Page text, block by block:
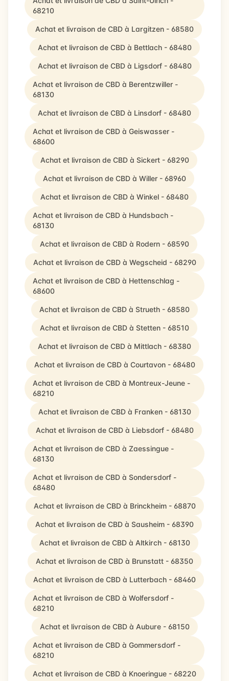
68210
Achat et livraison de CBD à Largitzen - 68580
Achat et livraison de CBD à Bettlach - 68480
Achat et livraison de CBD à Ligsdorf - 68480
Achat et livraison de CBD à Berentzwiller -
68130
Achat et livraison de CBD à Linsdorf - 68480
Achat et livraison de CBD à Geiswasser -
68600
Achat et livraison de CBD à Sickert - 68290
Achat et livraison de CBD à Willer - 68960
Achat et livraison de CBD à Winkel - 68480
Achat et livraison de CBD à Hundsbach -
68130
Achat et livraison de CBD à Rodern - 68590
Achat et livraison de CBD à Wegscheid - 68290
Achat et livraison de CBD à Hettenschlag -
68600
Achat et livraison de CBD à Strueth - 68580
Achat et livraison de CBD à Stetten - 68510
Achat et livraison de CBD à Mittlach - 68380
Achat et livraison de CBD à Courtavon - 68480
Achat et livraison de CBD à Montreux-Jeune -
68210
Achat et livraison de CBD à Franken - 68130
Achat et livraison de CBD à Liebsdorf - 68480
Achat et livraison de CBD à Zaessingue -
68130
Achat et livraison de CBD à Sondersdorf -
68480
Achat et livraison de CBD à Brinckheim - 68870
Achat et livraison de CBD à Sausheim - 68390
Achat et livraison de CBD à Altkirch - 68130
Achat et livraison de CBD à Brunstatt - 68350
Achat et livraison de CBD à Lutterbach - 68460
Achat et livraison de CBD à Wolfersdorf -
68210
Achat et livraison de CBD à Aubure - 68150
Achat et livraison de CBD à Gommersdorf -
68210
Achat et livraison de CBD à Knoeringue - 68220